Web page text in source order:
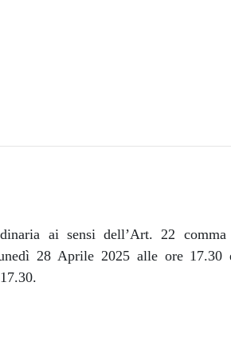
ai sensi dell’Art. 22
28 Aprile 2025 alle ore